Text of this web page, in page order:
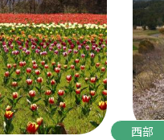
西部